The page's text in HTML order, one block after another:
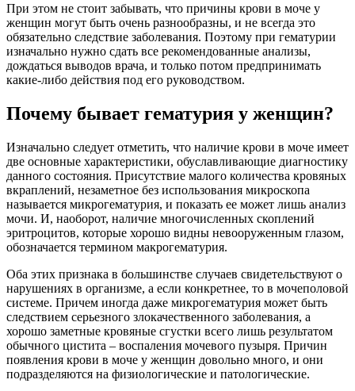
При этом не стоит забывать, что причины крови в моче у
женщин могут быть очень разнообразны, и не всегда это
обязательно следствие заболевания. Поэтому при гематурии
изначально нужно сдать все рекомендованные анализы,
дождаться выводов врача, и только потом предпринимать
какие-либо действия под его руководством.
Почему бывает гематурия у женщин?
Изначально следует отметить, что наличие крови в моче имеет
две основные характеристики, обуславливающие диагностику
данного состояния. Присутствие малого количества кровяных
вкраплений, незаметное без использования микроскопа
называется микрогематурия, и показать ее может лишь анализ
мочи. И, наоборот, наличие многочисленных скоплений
эритроцитов, которые хорошо видны невооруженным глазом,
обозначается термином макрогематурия.
Оба этих признака в большинстве случаев свидетельствуют о
нарушениях в организме, а если конкретнее, то в мочеполовой
системе. Причем иногда даже микрогематурия может быть
следствием серьезного злокачественного заболевания, а
хорошо заметные кровяные сгустки всего лишь результатом
обычного цистита – воспаления мочевого пузыря. Причин
появления крови в моче у женщин довольно много, и они
подразделяются на физиологические и патологические.